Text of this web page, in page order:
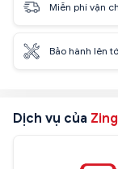
Miễn phí vận
Bảo hành lên
Dịch vụ của